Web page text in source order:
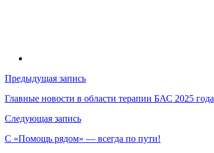
Навигация
по
записям
Предыдущая запись
Главные новости в области терапии БАС 2025 года
Следующая запись
С «Помощь рядом» — всегда по пути!